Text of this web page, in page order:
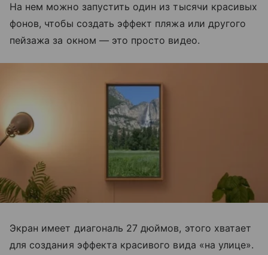
На нем можно запустить один из тысячи красивых
фонов, чтобы создать эффект пляжа или другого
пейзажа за окном — это просто видео.
Экран имеет диагональ 27 дюймов, этого хватает
для создания эффекта красивого вида «на улице».